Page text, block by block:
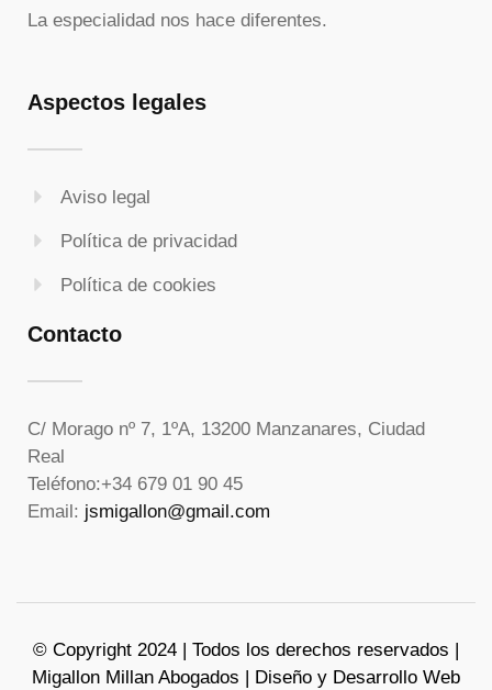
La especialidad nos hace diferentes.
Aspectos legales
Aviso legal
Política de privacidad
Política de cookies
Contacto
C/ Morago nº 7, 1ºA, 13200 Manzanares, Ciudad
Real
Teléfono:+34 679 01 90 45
Email: jsmigallon@gmail.com
© Copyright 2024 | Todos los derechos reservados |
Migallon Millan Abogados | Diseño y Desarrollo Web